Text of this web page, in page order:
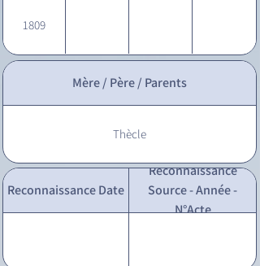
1809
Mère / Père / Parents
Thècle
Reconnaissance Date
Reconnaissance
Source - Année -
N°Acte